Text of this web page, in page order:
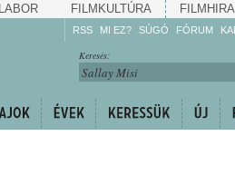
FILMKULTÚRA
RSS MI EZ? SÚGÓ
Gyarapítsa!
FÓRUM
Keresés: